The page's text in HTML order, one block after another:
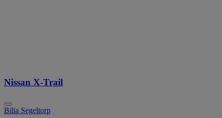
Nissan X-Trail
Bilia Segeltorp